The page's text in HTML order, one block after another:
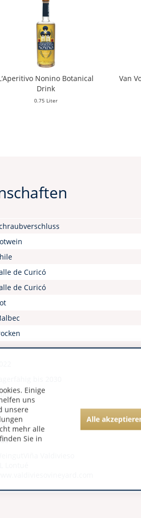
Nonino Botanical
Drink
0.75 Liter
Van
de Curicó
de Curicó
Einige
uns
unsere
mehr alle
Sie in
Alle